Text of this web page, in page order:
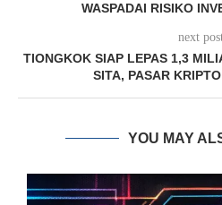
WASPADAI RISIKO
next
TIONGKOK SIAP LEPAS 1,3
SITA, PASAR
YOU MAY